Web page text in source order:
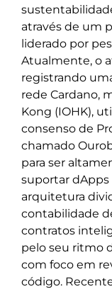
através de um
liderado por
Atualmente, o
registrando
rede Cardano,
Kong (IOHK),
consenso de
chamado
para ser
suportar
arquitetura
contabilidade
contratos
pelo seu ritmo
com foco em
código.